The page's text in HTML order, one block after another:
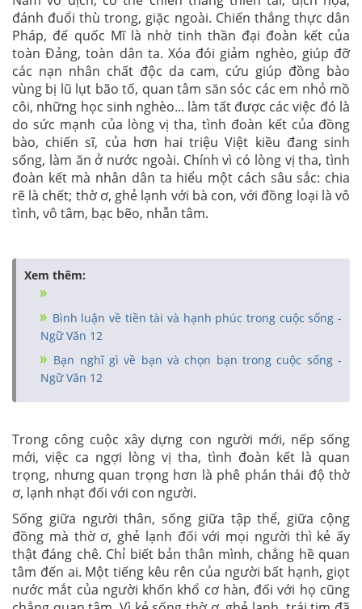
đánh đuổi thù trong, giặc ngoài. Chiến thắng thực dân
Pháp, đế quốc Mĩ là nhờ tinh thần đại đoàn kết của
toàn Đảng, toàn dân ta. Xóa đói giảm nghèo, giúp đỡ
các nạn nhân chất độc da cam, cứu giúp đồng bào
vùng bị lũ lụt bão tố, quan tâm săn sóc các em nhỏ mồ
côi, những học sinh nghèo... làm tất được các việc đó là
do sức mạnh của lòng vị tha, tình đoàn kết của đồng
bào, chiến sĩ, của hơn hai triệu Việt kiều đang sinh
sống, làm ăn ở nước ngoài. Chính vì có lòng vị tha, tình
đoàn kết mà nhân dân ta hiểu một cách sâu sắc: chia
rẽ là chết; thờ ơ, ghẻ lạnh với bà con, với đồng loại là vô
tình, vô tâm, bạc bẽo, nhẫn tâm.
Xem thêm:
Bình luận về tiền tài và hạnh phúc trong cuộc sống -
Ngữ Văn 12
Bạn nghĩ gì về bạn và chọn bạn trong cuộc sống -
Ngữ Văn 12
Trong công cuộc xây dựng con người mới, nếp sống
mới, việc ca ngợi lòng vị tha, tình đoàn kết là quan
trọng, nhưng quan trọng hơn là phê phán thái độ thờ
ơ, lạnh nhạt đối với con người.
Sống giữa người thân, sống giữa tập thể, giữa cộng
đồng mà thờ ơ, ghẻ lạnh đối với mọi người thì kẻ ấy
thật đáng chê. Chỉ biết bản thân mình, chẳng hề quan
tâm đến ai. Một tiếng kêu rên của người bất hạnh, giọt
nước mắt của người khốn khổ cơ hàn, đối với họ cũng